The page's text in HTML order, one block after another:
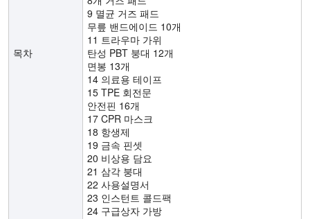
목차
9 멸균 거즈 패드
무릎 밴드에이드 10개
11 트라우마 가위
탄성 PBT 붕대 12개
면봉 13개
14 의료용 테이프
15 TPE 회전문
안전핀 16개
17 CPR 마스크
18 항생제
19 금속 핀셋
20 비상용 담요
21 삼각 붕대
22 사용설명서
23 인스턴트 콜드팩
24 구급상자 가방